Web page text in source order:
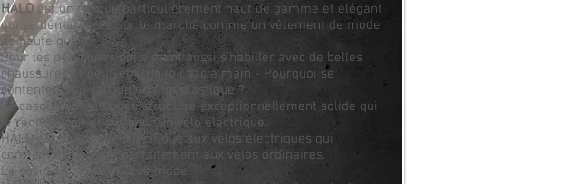
HALOest un casque particulièrement haut de gamme et élégant
qui se démarquera sur le marché comme un vêtement de mode
de haute qualité.
Pour les personnes qui aiment aussi s'habiller avec de belles
chaussures et peut-être un joli sac à main - Pourquoi se
contenter d'un casque en film plastique ?
Ce casque possède une structure exceptionnellement solide qui
le rend parfait et sûr pour un vélo électrique.
HALO est un casque spécifique aux vélos électriques qui
convient également parfaitement aux vélos ordinaires.
La sécurité peut être à la mode.